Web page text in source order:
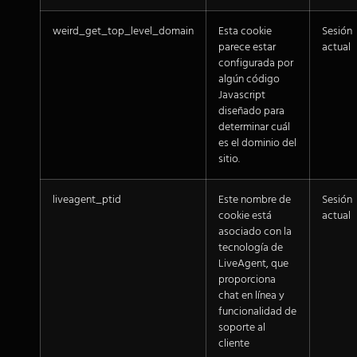
weird_get_top_level_domain
Esta cookie
parece estar
configurada por
algún código
Javascript
diseñado para
determinar cuál
es el dominio del
sitio.
Sesión
actual
liveagent_ptid
Este nombre de
cookie está
asociado con la
tecnología de
LiveAgent, que
proporciona
chat en línea y
funcionalidad de
soporte al
cliente
Sesión
actual